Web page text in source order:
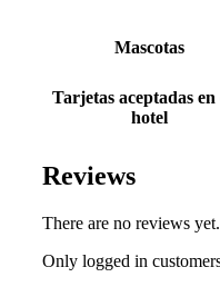
Mascotas
Tarjetas aceptadas en
hotel
Reviews
There are no reviews yet.
Only logged in